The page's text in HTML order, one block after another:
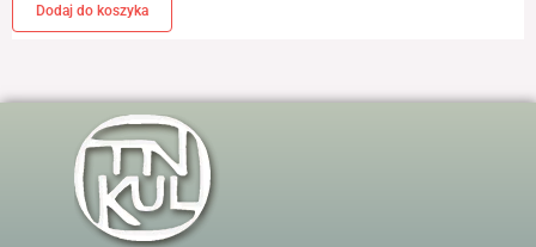
Dodaj do koszyka